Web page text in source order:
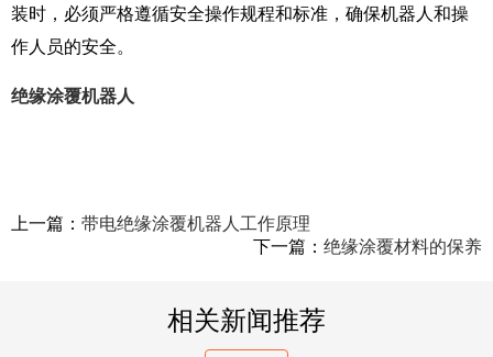
装时，必须严格遵循安全操作规程和标准，确保机器人和操
作人员的安全。
绝缘涂覆机器人
上一篇： 带电绝缘涂覆机器人工作原理
下一篇： 绝缘涂覆材料的保养
相关新闻推荐